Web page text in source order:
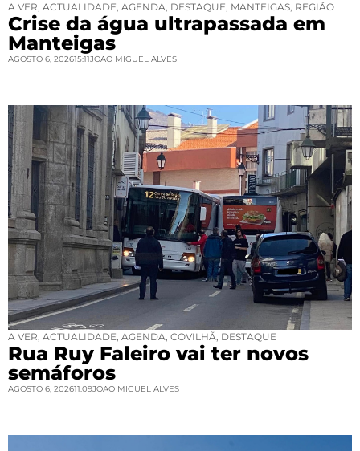
A VER, ACTUALIDADE, AGENDA, DESTAQUE, MANTEIGAS, REGIÃO
Crise da água ultrapassada em
Manteigas
AGOSTO 6, 202615:11JOAO MIGUEL ALVES
A VER, ACTUALIDADE, AGENDA, COVILHÃ, DESTAQUE
Rua Ruy Faleiro vai ter novos
semáforos
AGOSTO 6, 202611:09JOAO MIGUEL ALVES